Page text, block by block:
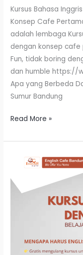
Kursus Bahasa
Konsep Cafe
adalah lembaga
dengan konsep cafe
Fun, tidak boring
dan humble https://
Apa yang Berbeda
Sumur Bandung
Read More »
Kursus
Bahasa
Inggris